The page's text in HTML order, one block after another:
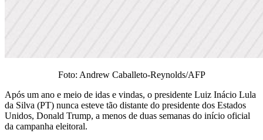
Foto: Andrew Caballeto-Reynolds/AFP
Após um ano e meio de idas e vindas, o presidente Luiz Inácio Lula
da Silva (PT) nunca esteve tão distante do presidente dos Estados
Unidos, Donald Trump, a menos de duas semanas do início oficial
da campanha eleitoral.